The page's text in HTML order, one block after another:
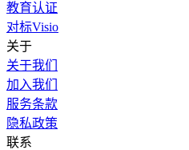
教育认证
对标Visio
关于
关于我们
加入我们
服务条款
隐私政策
联系